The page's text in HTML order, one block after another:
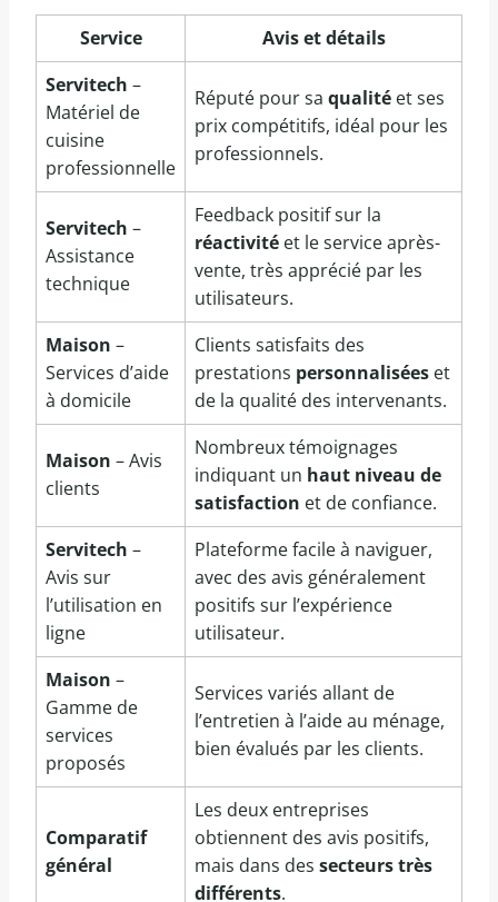
Service
Avis et détails
Servitech –
Matériel de
cuisine
professionnelle
Réputé pour sa qualité et ses
prix compétitifs, idéal pour les
professionnels.
Servitech –
Assistance
technique
Feedback positif sur la
réactivité et le service après-
vente, très apprécié par les
utilisateurs.
Maison –
Services d’aide
à domicile
Clients satisfaits des
prestations personnalisées et
de la qualité des intervenants.
Maison – Avis
clients
Nombreux témoignages
indiquant un haut niveau de
satisfaction et de confiance.
Servitech –
Avis sur
l’utilisation en
ligne
Plateforme facile à naviguer,
avec des avis généralement
positifs sur l’expérience
utilisateur.
Maison –
Gamme de
services
proposés
Services variés allant de
l’entretien à l’aide au ménage,
bien évalués par les clients.
Comparatif
général
Les deux entreprises
obtiennent des avis positifs,
mais dans des secteurs très
différents.